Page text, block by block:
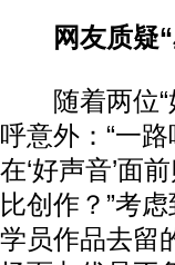
网友质疑“
随着两位“
呼意外：“一
在‘好声音’面
比创作？”考
学员作品去留